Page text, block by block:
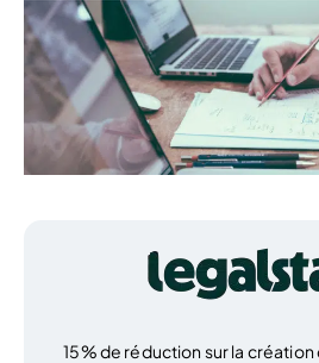
15% de réduction sur la